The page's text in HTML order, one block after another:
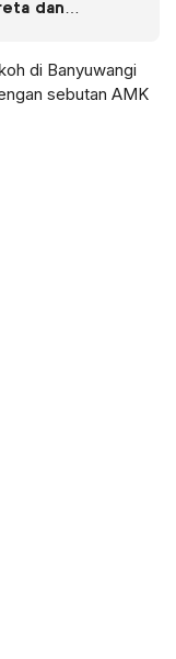
dan
di Banyuwangi
sebutan AMK